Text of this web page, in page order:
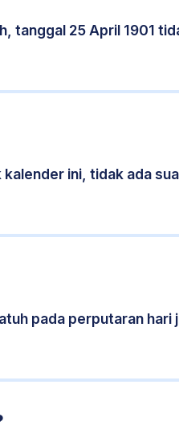
tanggal 25 April 1901
ini, tidak ada
pada perputaran